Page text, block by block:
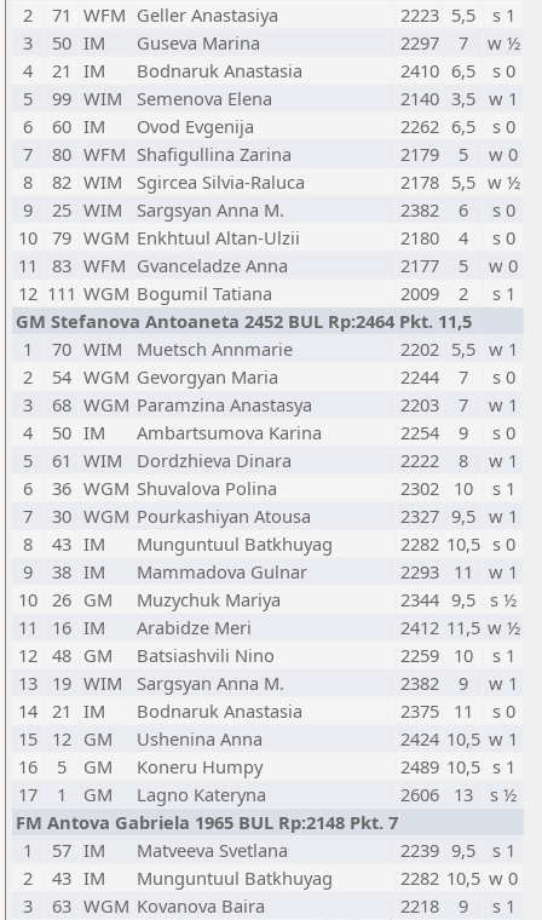
2
71 WFM Geller Anastasiya 2223 5,5
s 1
3
50 IM Guseva Marina 2297 7
w ½
4
21 IM Bodnaruk Anastasia 2410 6,5
s 0
5
99 WIM Semenova Elena 2140 3,5 w 1
6
60 IM Ovod Evgenija 2262 6,5
s 0
7
80 WFM Shafigullina Zarina 2179 5
w 0
8
82 WIM Sgircea Silvia-Raluca 2178 5,5 w ½
9
25 WIM Sargsyan Anna M. 2382 6
s 0
10 79 WGM Enkhtuul Altan-Ulzii 2180 4
s 0
11
83 WFM Gvanceladze Anna 2177 5
w 0
12 111 WGM Bogumil Tatiana 2009 2
s 1
GM Stefanova Antoaneta 2452 BUL Rp:2464 Pkt. 11,5
1
70 WIM Muetsch Annmarie 2202 5,5 w 1
2
54 WGM Gevorgyan Maria 2244 7
s 0
3
68 WGM Paramzina Anastasya 2203 7
w 1
4
50 IM Ambartsumova Karina 2254 9
s 0
5
61 WIM Dordzhieva Dinara 2222 8
w 1
6
36 WGM Shuvalova Polina 2302 10
s 1
7
30 WGM Pourkashiyan Atousa 2327 9,5 w 1
8
43 IM Munguntuul Batkhuyag 2282 10,5 s 0
9
38 IM Mammadova Gulnar 2293 11
w 1
10 26 GM Muzychuk Mariya 2344 9,5
s ½
11
16 IM Arabidze Meri 2412 11,5 w ½
12 48 GM Batsiashvili Nino 2259 10
s 1
13
19 WIM Sargsyan Anna M. 2382 9
w 1
14 21 IM Bodnaruk Anastasia 2375 11
s 0
15
12 GM Ushenina Anna 2424 10,5 w 1
16
5 GM Koneru Humpy 2489 10,5 s 1
17
1 GM Lagno Kateryna 2606 13
s ½
FM Antova Gabriela 1965 BUL Rp:2148 Pkt. 7
1
57 IM Matveeva Svetlana 2239 9,5
s 1
2
43 IM Munguntuul Batkhuyag 2282 10,5 w 0
3
63 WGM Kovanova Baira 2218 9
s 1